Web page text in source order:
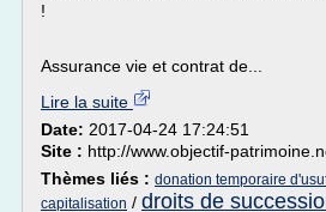
!
Assurance vie et contrat de...
Lire la suite
Date: 2017-04-24 17:24:51
Site : http://www.objectif-
Thèmes liés : donation temporaire
capitalisation / droits de